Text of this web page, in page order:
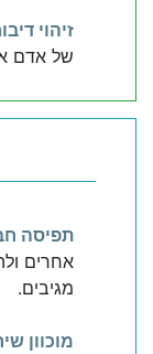
זיהוי
של אדם
תפיסה
אחרים
מגיבים.
מוכוון